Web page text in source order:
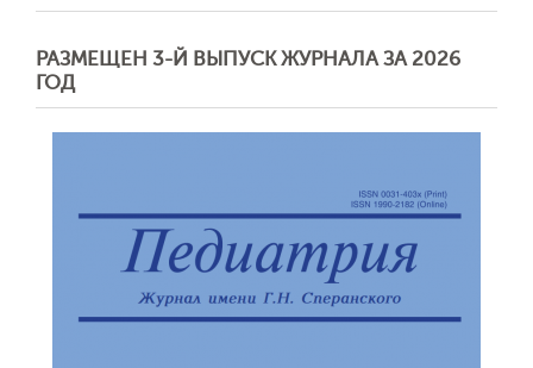
РАЗМЕЩЕН 3-Й ВЫПУСК ЖУРНАЛА ЗА 2026
ГОД